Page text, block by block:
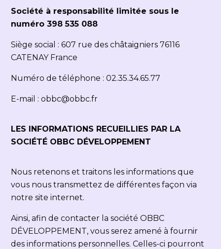
Société à responsabilité limitée sous le
numéro 398 535 088
Siège social : 607 rue des châtaigniers 76116
CATENAY France
Numéro de téléphone :02.35.34.65.77
E-mail :obbc@obbc.fr
LES INFORMATIONS RECUEILLIES PAR LA
SOCIÉTÉ OBBC DÉVELOPPEMENT
Nous retenons et traitons les informations que
vous nous transmettez de différentes façon via
notre site internet.
Ainsi, afin de contacter la société OBBC
DÉVELOPPEMENT, vous serez amené à fournir
des informations personnelles. Celles-ci pourront